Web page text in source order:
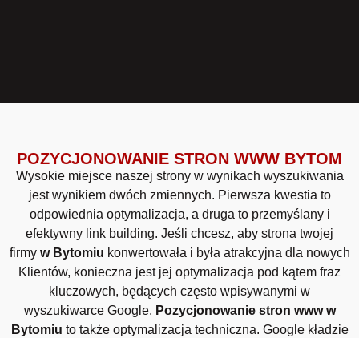
POZYCJONOWANIE STRON WWW BYTOM
Wysokie miejsce naszej strony w wynikach wyszukiwania
jest wynikiem dwóch zmiennych. Pierwsza kwestia to
odpowiednia optymalizacja, a druga to przemyślany i
efektywny link building. Jeśli chcesz, aby strona twojej
firmy w Bytomiu konwertowała i była atrakcyjna dla nowych
Klientów, konieczna jest jej optymalizacja pod kątem fraz
kluczowych, będących często wpisywanymi w
wyszukiwarce Google. Pozycjonowanie stron www w
Bytomiu to także optymalizacja techniczna. Google kładzie